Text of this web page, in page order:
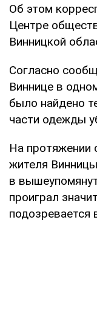
Об этом
Центре
Винницкой
Согласно
Виннице в
было найдено
части одежды
На протяжении
жителя
в
проиграл
подозревается